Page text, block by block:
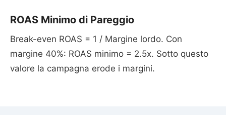
ROAS Minimo di Pareggio
Break-even ROAS = 1 / Margine lordo. Con
margine 40%: ROAS minimo = 2.5x. Sotto questo
valore la campagna erode i margini.